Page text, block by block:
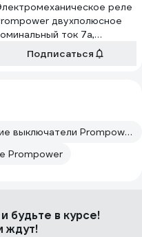
реле
двухполюсное
ток 7а,
управление 12vdc, pg2r2-s
dc12 PG2R2SDC12
Подписаться
Однополюсные автоматические выключатели Prompower
Prompower
будьте в курсе!
ждут!